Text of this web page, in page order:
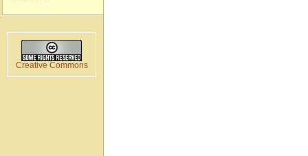
Creative Commons